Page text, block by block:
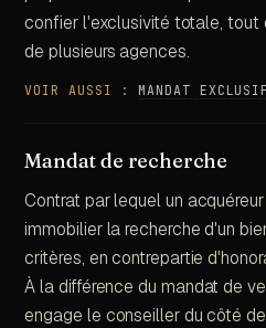
confier l'exclusivité totale, tout
de plusieurs agences.
VOIR AUSSI : MANDAT EXCLUSIF
Mandat de recherche
Contrat par lequel un
immobilier la recherche d'un
critères, en contrepartie
À la différence du mandat de
engage le conseiller du côté